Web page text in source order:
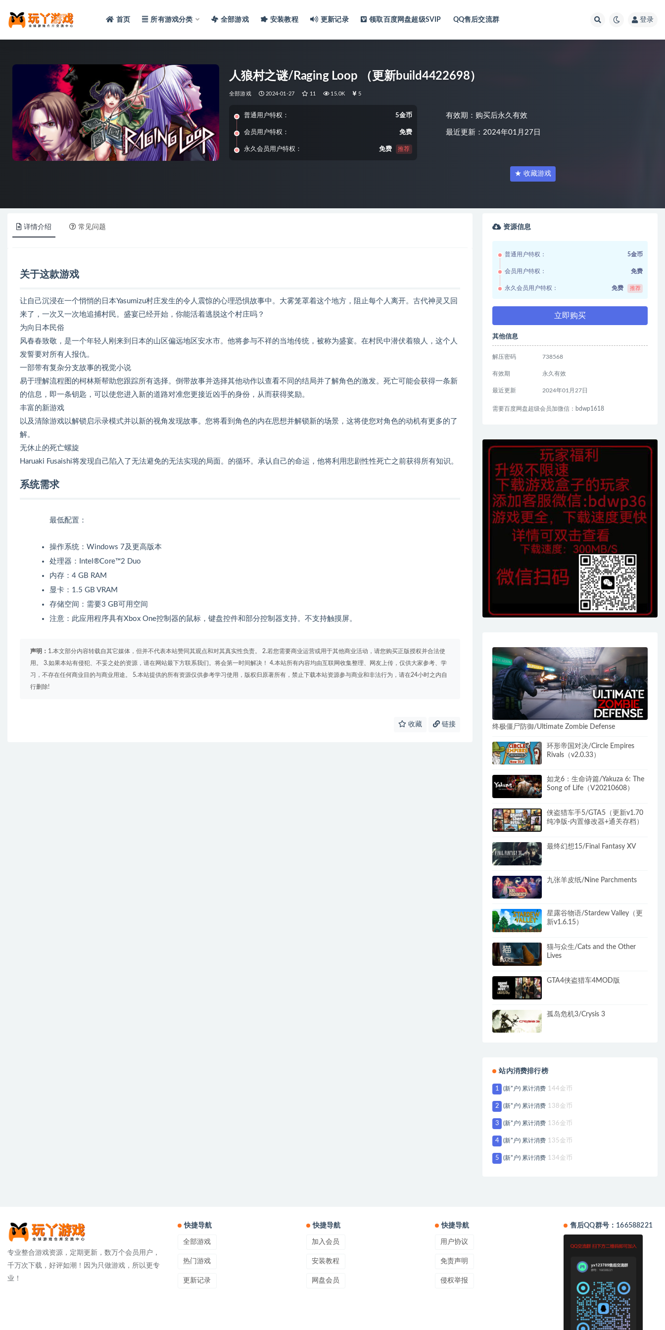
首页 所有游戏分类 全部游戏 安装教程 更新记录 领取百度网盘超级SVIP QQ售后交流群 登录
人狼村之谜/Raging Loop （更新build4422698）
全部游戏 2024-01-27 11 15.0K 5
普通用户特权： 5金币
会员用户特权： 免费
永久会员用户特权： 免费 推荐
有效期：购买后永久有效
最近更新：2024年01月27日
★ 收藏游戏
详情介绍 常见问题
关于这款游戏
让自己沉浸在一个悄悄的日本Yasumizu村庄发生的令人震惊的心理恐惧故事中。大雾笼罩着这个地方，阻止每个人离开。古代神灵又回
来了，一次又一次地追捕村民。盛宴已经开始，你能活着逃脱这个村庄吗？
为向日本民俗
风春春致敬，是一个年轻人刚来到日本的山区偏远地区安水市。他将参与不祥的当地传统，被称为盛宴。在村民中潜伏着狼人，这个人
发誓要对所有人报仇。
一部带有复杂分支故事的视觉小说
易于理解流程图的柯林斯帮助您跟踪所有选择。倒带故事并选择其他动作以查看不同的结局并了解角色的激发。死亡可能会获得一条新
的信息，即一条钥匙，可以使您进入新的道路对准您更接近凶手的身份，从而获得奖励。
丰富的新游戏
以及清除游戏以解锁启示录模式并以新的视角发现故事。您将看到角色的内在思想并解锁新的场景，这将使您对角色的动机有更多的了
解。
无休止的死亡螺旋
Haruaki Fusaishi将发现自己陷入了无法避免的无法实现的局面。的循环。承认自己的命运，他将利用悲剧性性死亡之前获得所有知识。
系统需求
最低配置：
操作系统：Windows 7及更高版本
处理器：Intel®Core™2 Duo
内存：4 GB RAM
显卡：1.5 GB VRAM
存储空间：需要3 GB可用空间
注意：此应用程序具有Xbox One控制器的鼠标，键盘控件和部分控制器支持。不支持触摸屏。
声明： 1.本文部分内容转载自其它媒体，但并不代表本站赞同其观点和对其真实性负责。 2.若您需要商业运营或用于其他商业活动，请您购买正版授权并合法使
用。 3.如果本站有侵犯、不妥之处的资源，请在网站最下方联系我们。将会第一时间解决！ 4.本站所有内容均由互联网收集整理、网友上传，仅供大家参考、学
习，不存在任何商业目的与商业用途。 5.本站提供的所有资源仅供参考学习使用，版权归原著所有，禁止下载本站资源参与商业和非法行为，请在24小时之内自
行删除!
收藏 链接
资源信息
普通用户特权： 5金币
会员用户特权： 免费
永久会员用户特权： 免费 推荐
立即购买
其他信息
解压密码 738568
有效期 永久有效
最近更新 2024年01月27日
需要百度网盘超级会员加微信：bdwp1618
终极僵尸防御/Ultimate Zombie Defense
环形帝国对决/Circle Empires
Rivals（v2.0.33）
如龙6：生命诗篇/Yakuza 6: The
Song of Life（V20210608）
侠盗猎车手5/GTA5（更新v1.70
纯净版-内置修改器+通关存档）
最终幻想15/Final Fantasy XV
九张羊皮纸/Nine Parchments
星露谷物语/Stardew Valley（更
新v1.6.15）
猫与众生/Cats and the Other
Lives
GTA4侠盗猎车4MOD版
孤岛危机3/Crysis 3
站内消费排行榜
1 (新*户) 累计消费 144金币
2 (新*户) 累计消费 138金币
3 (新*户) 累计消费 136金币
4 (新*户) 累计消费 135金币
5 (新*户) 累计消费 134金币
专业整合游戏资源，定期更新，数万个会员用户，
千万次下载，好评如潮！因为只做游戏，所以更专
业！
快捷导航
全部游戏
热门游戏
更新记录
快捷导航
加入会员
安装教程
网盘会员
快捷导航
用户协议
免责声明
侵权举报
售后QQ群号：166588221